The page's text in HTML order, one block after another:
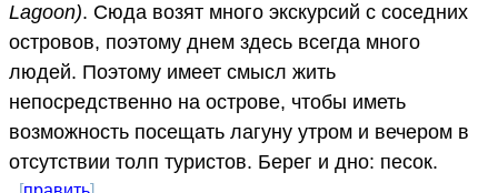
Lagoon). Сюда возят много экскурсий с соседних
островов, поэтому днем здесь всегда много
людей. Поэтому имеет смысл жить
непосредственно на острове, чтобы иметь
возможность посещать лагуну утром и вечером в
отсутствии толп туристов. Берег и дно: песок.